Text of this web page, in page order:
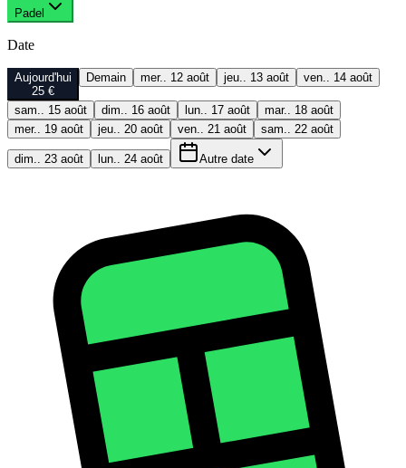
Padel
Date
Aujourd'hui
25 €
Demain mer.. 12 août jeu.. 13 août ven.. 14 août
sam.. 15 août dim.. 16 août lun.. 17 août
mar.. 18 août
mer.. 19 août
jeu.. 20 août ven.. 21 août sam.. 22 août
dim.. 23 août lun.. 24 août Autre date